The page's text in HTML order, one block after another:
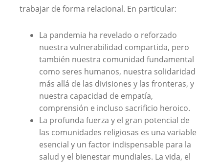
trabajar de forma relacional. En particular:
La pandemia ha revelado o reforzado
nuestra vulnerabilidad compartida, pero
también nuestra comunidad fundamental
como seres humanos, nuestra solidaridad
más allá de las divisiones y las fronteras, y
nuestra capacidad de empatía,
comprensión e incluso sacrificio heroico.
La profunda fuerza y el gran potencial de
las comunidades religiosas es una variable
esencial y un factor indispensable para la
salud y el bienestar mundiales. La vida, el